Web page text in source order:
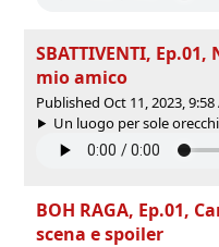
SBATTIVENTI,
mio amico
Published Oct 11, 2023, 9:58
Un luogo per sole
BOH RAGA, Ep.01,
scena e spoiler